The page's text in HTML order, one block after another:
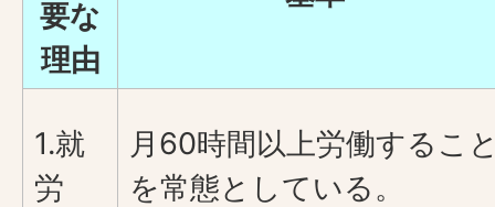
要な
理由
1.就
労
月60時間以上労働するこ
を常態としている。